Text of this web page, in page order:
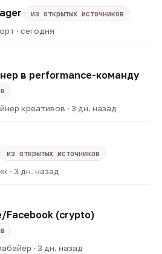
площадок ·633
из открытых источников
· сегодня
в performance-команду
креативов · 3 дн. назад
из открытых источников
· 3 дн. назад
Facebook (crypto)
· 3 дн. назад